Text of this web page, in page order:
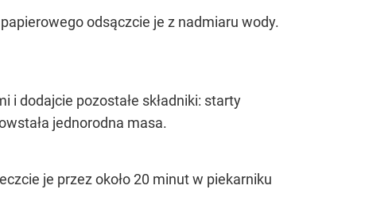
odsączcie je z nadmiaru wody.
i dodajcie pozostałe składniki: starty
jednorodna masa.
je przez około 20 minut w piekarniku